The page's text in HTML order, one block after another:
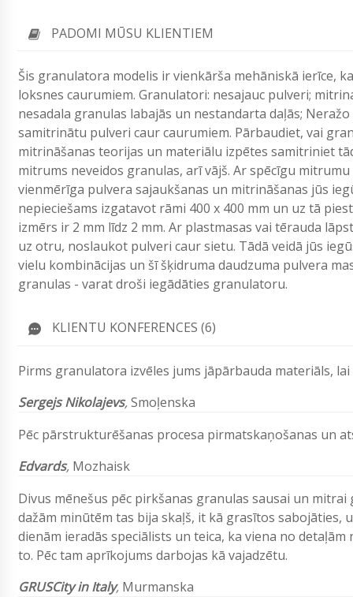
PADOMI MŪSU KLIENTIEM
Šis granulatora modelis ir vienkārša mehāniskā ierīce,
loksnes caurumiem. Granulatori: nesajauc pulveri;
nesadala granulas labajās un nestandarta daļās;
samitrinātu pulveri caur caurumiem. Pārbaudiet, vai
mitrināšanas teorijas un materiālu izpētes samitriniet
mitrums neveidos granulas, arī vājš. Ar spēcīgu
vienmērīga pulvera sajaukšanas un mitrināšanas jūs
nepieciešams izgatavot rāmi 400 x 400 mm un uz tā
izmērs ir 2 mm līdz 2 mm. Ar plastmasas vai tērauda
uz otru, noslaukot pulveri caur sietu. Tādā veidā jūs
vielu kombinācijas un šī šķidruma daudzuma pulvera
granulas - varat droši iegādāties granulatoru.
KLIENTU KONFERENCES (6)
Pirms granulatora izvēles jums jāpārbauda materiāls,
Sergejs Nikolajevs,Smoļenska
Pēc pārstrukturēšanas procesa pirmatskaņošanas un
Edvards, Mozhaisk
Divus mēnešus pēc pirkšanas granulas sausai un
dažām minūtēm tas bija skaļš, it kā grasītos sabojāties,
dienām ieradās speciālists un teica, ka viena no
to. Pēc tam aprīkojums darbojas kā vajadzētu.
GRUSCity in Italy, Murmanska